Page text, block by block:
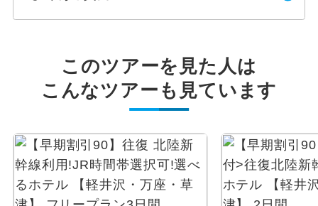
このツアーを見た人は
こんなツアーも見ています